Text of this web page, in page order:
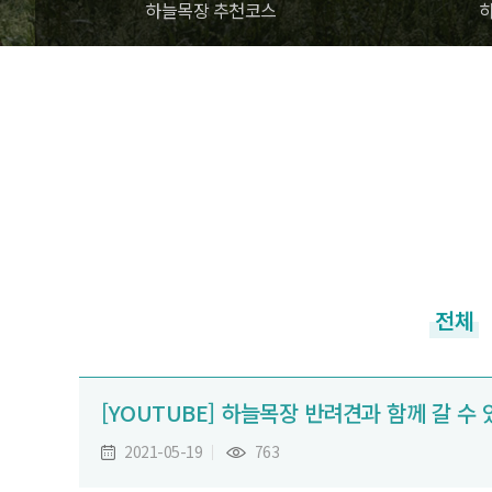
하늘목장 추천코스
전체
[YOUTUBE] 하늘목장 반려견과 함께 갈 수
2021-05-19 763